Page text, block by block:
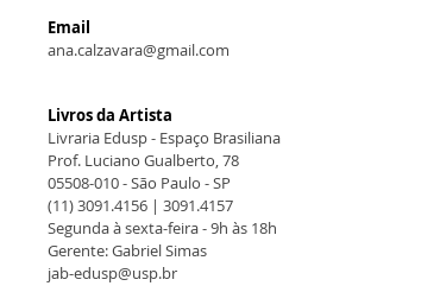
Email
ana.calzavara@gmail.com
Livros da Artista
Livraria Edusp - Espaço Brasiliana
Prof. Luciano Gualberto, 78
05508-010 - São Paulo - SP
(11) 3091.4156 | 3091.4157
Segunda à sexta-feira - 9h às 18h
Gerente: Gabriel Simas
jab-edusp@usp.br